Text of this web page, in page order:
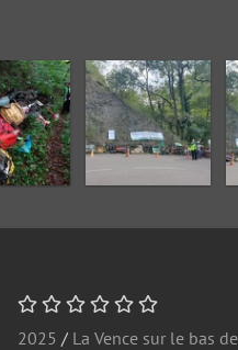
2025 / La Vence sur le bas